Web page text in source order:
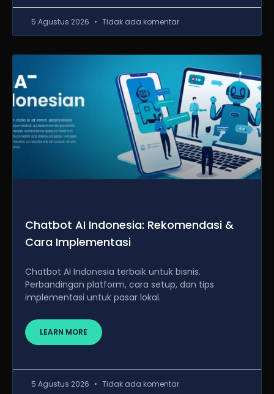
5 Agustus 2026 Tidak ada komentar
Chatbot AI Indonesia: Rekomendasi &
Cara Implementasi
Chatbot AI Indonesia terbaik untuk bisnis.
Perbandingan platform, cara setup, dan tips
implementasi untuk pasar lokal.
LEARN MORE
5 Agustus 2026 Tidak ada komentar